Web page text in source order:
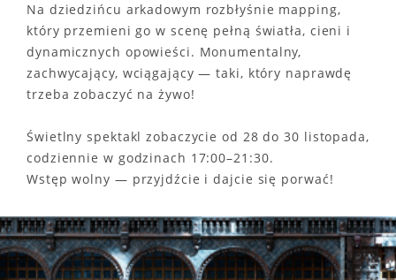
Na dziedzińcu arkadowym rozbłyśnie mapping,
który przemieni go w scenę pełną światła, cieni i
dynamicznych opowieści. Monumentalny,
zachwycający, wciągający — taki, który naprawdę
trzeba zobaczyć na żywo!
Świetlny spektakl zobaczycie od 28 do 30 listopada,
codziennie w godzinach 17:00–21:30.
Wstęp wolny — przyjdźcie i dajcie się porwać!